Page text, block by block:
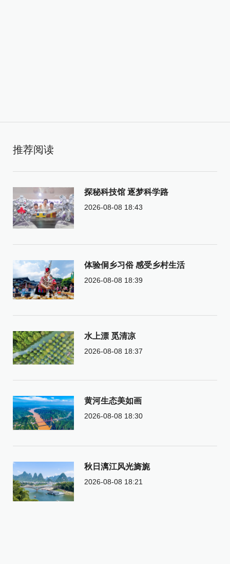
推荐阅读
探秘科技馆 逐梦科学路
2026-08-08 18:43
体验侗乡习俗 感受乡村生活
2026-08-08 18:39
水上漂 觅清凉
2026-08-08 18:37
黄河生态美如画
2026-08-08 18:30
秋日漓江风光旖旎
2026-08-08 18:21